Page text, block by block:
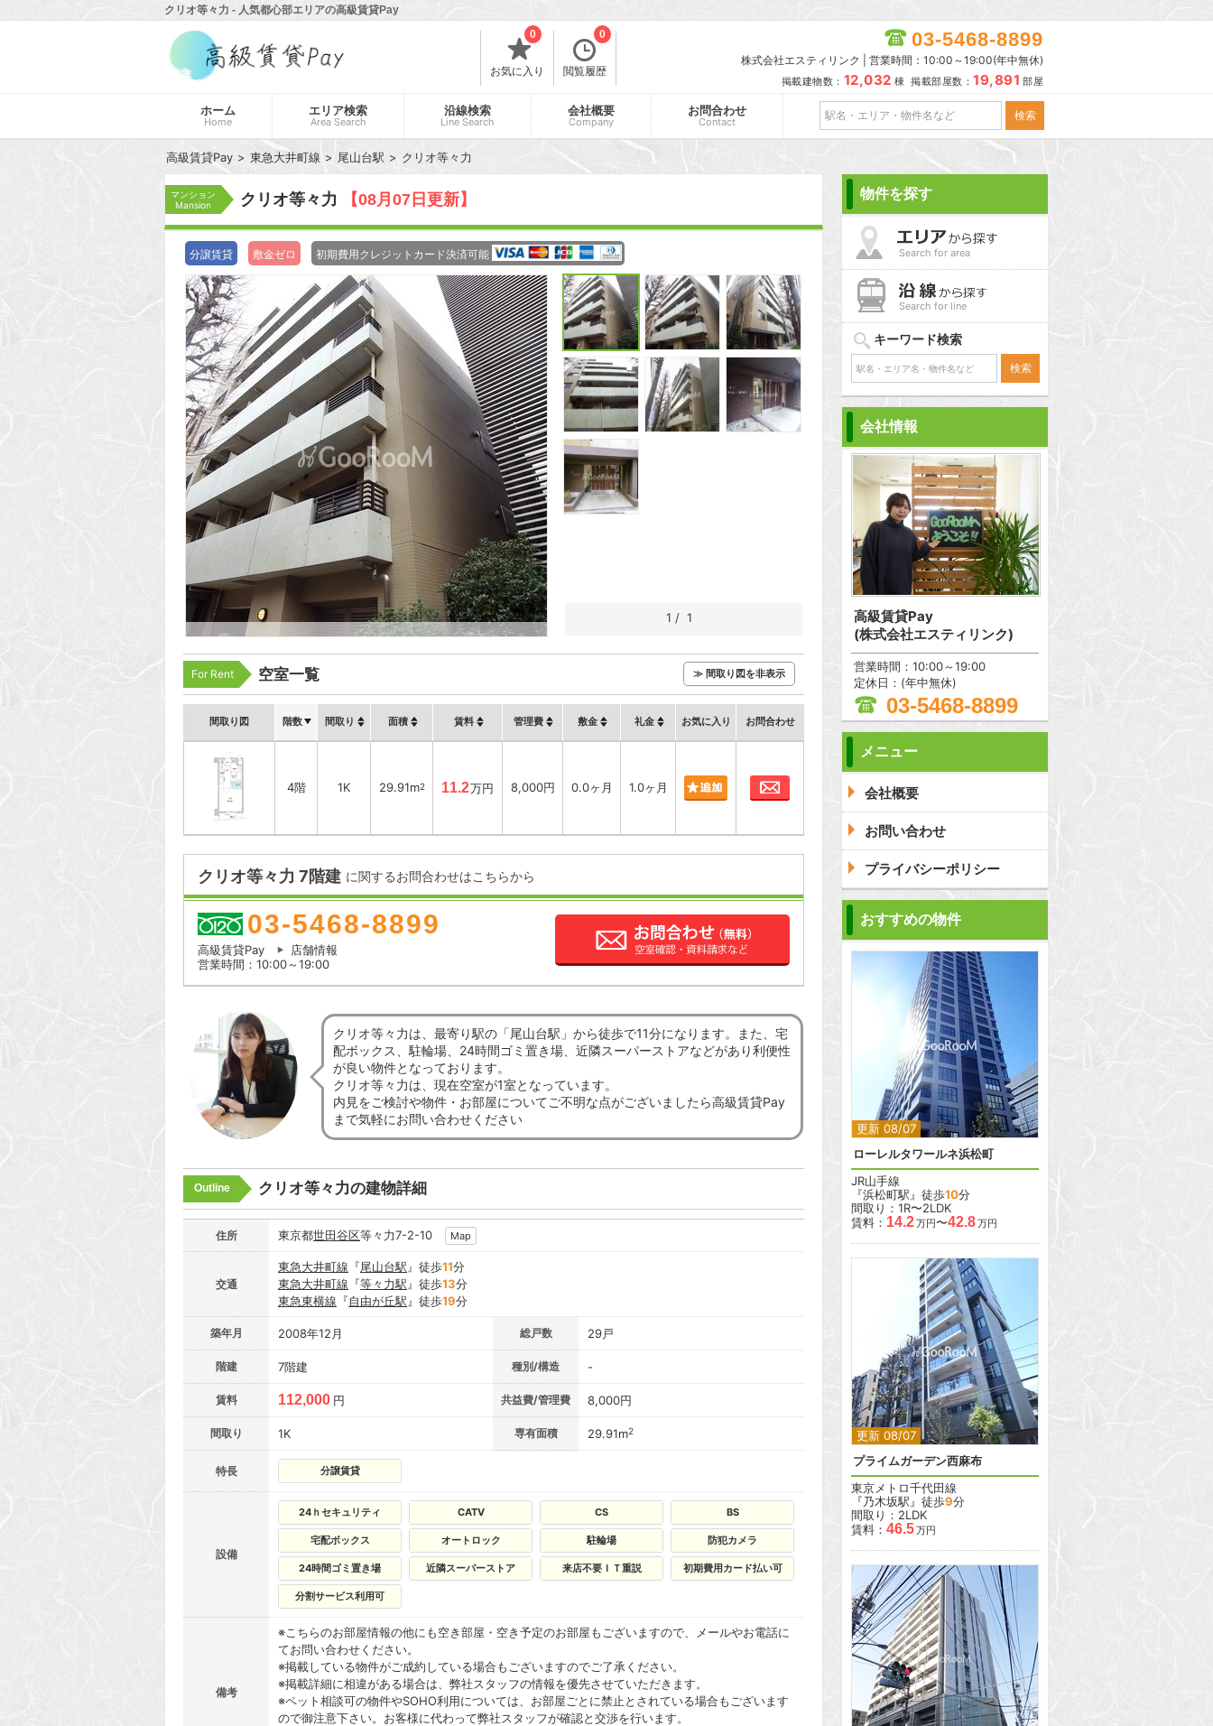
クリオ等々力 - 人気都心部エリアの高級賃貸Pay
お気に入り
0
閲覧履歴
0 03-5468-8899
株式会社エスティリンク | 営業時間：10:00～19:00(年中無休)
掲載建物数： 12,032 棟 掲載部屋数： 19,891 部屋
ホーム
Home
エリア検索
Area Search
沿線検索
Line Search
会社概要
Company
お問合わせ
Contact
高級賃貸Pay 東急大井町線 尾山台駅 クリオ等々力
マンション
Mansion
クリオ等々力 【08月07日更新】
分譲賃貸 敷金ゼロ 初期費用クレジットカード決済可能
1 / 1
For Rent 空室一覧 ≫ 間取り図を非表示
間取り図 階数 間取り 面積 賃料 管理費 敷金 礼金 お気に入り お問合わせ
4階 1K 29.91m2 11.2万円 8,000円 0.0ヶ月 1.0ヶ月
クリオ等々力 7階建 に関するお問合わせはこちらから
03-5468-8899
高級賃貸Pay
店舗情報
営業時間：10:00～19:00
クリオ等々力は、最寄り駅の「尾山台駅」から徒歩で11分になります。また、宅
配ボックス、駐輪場、24時間ゴミ置き場、近隣スーパーストアなどがあり利便性
が良い物件となっております。
クリオ等々力は、現在空室が1室となっています。
内見をご検討や物件・お部屋についてご不明な点がございましたら高級賃貸Pay
まで気軽にお問い合わせください
Outline クリオ等々力の建物詳細
住所 東京都世田谷区等々力7-2-10 Map
交通
東急大井町線 『尾山台駅 』徒歩11分
東急大井町線 『等々力駅 』徒歩13分
東急東横線 『自由が丘駅 』徒歩19分
築年月 2008年12月 総戸数 29戸
階建 7階建 種別/構造 -
賃料 112,000 円 共益費/管理費 8,000円
間取り 1K 専有面積 29.91m2
特長 分譲賃貸
設備
24ｈセキュリティ CATV CS BS
宅配ボックス オートロック 駐輪場 防犯カメラ
24時間ゴミ置き場 近隣スーパーストア 来店不要ＩＴ重説 初期費用カード払い可
分割サービス利用可
備考
※こちらのお部屋情報の他にも空き部屋・空き予定のお部屋もございますので、メールやお電話に
てお問い合わせください。
※掲載している物件がご成約している場合もございますのでご了承ください。
※掲載詳細に相違がある場合は、弊社スタッフの情報を優先させていただきます。
※ペット相談可の物件やSOHO利用については、お部屋ごとに禁止とされている場合もございます
ので御注意下さい。お客様に代わって弊社スタッフが確認と交渉を行います。
物件を探す
Search for area
Search for line
キーワード検索
会社情報
高級賃貸Pay
(株式会社エスティリンク)
営業時間：10:00～19:00
定休日：(年中無休)
03-5468-8899
メニュー
会社概要
お問い合わせ
プライバシーポリシー
おすすめの物件
更新 08/07
2 2
ローレルタワールネ浜松町
JR山手線
『浜松町駅』徒歩10分
間取り：1R〜2LDK
賃料： 14.2万円〜42.8万円
更新 08/07
2
プライムガーデン西麻布
東京メトロ千代田線
『乃木坂駅』徒歩9分
間取り：2LDK
賃料： 46.5万円
2 2